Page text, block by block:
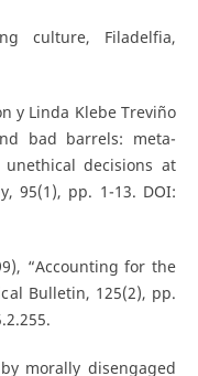
culture, Filadelfia,
y Linda Klebe Treviño
bad barrels: meta-
decisions at
95(1), pp. 1-13. DOI:
“Accounting for the
Bulletin, 125(2), pp.
morally disengaged